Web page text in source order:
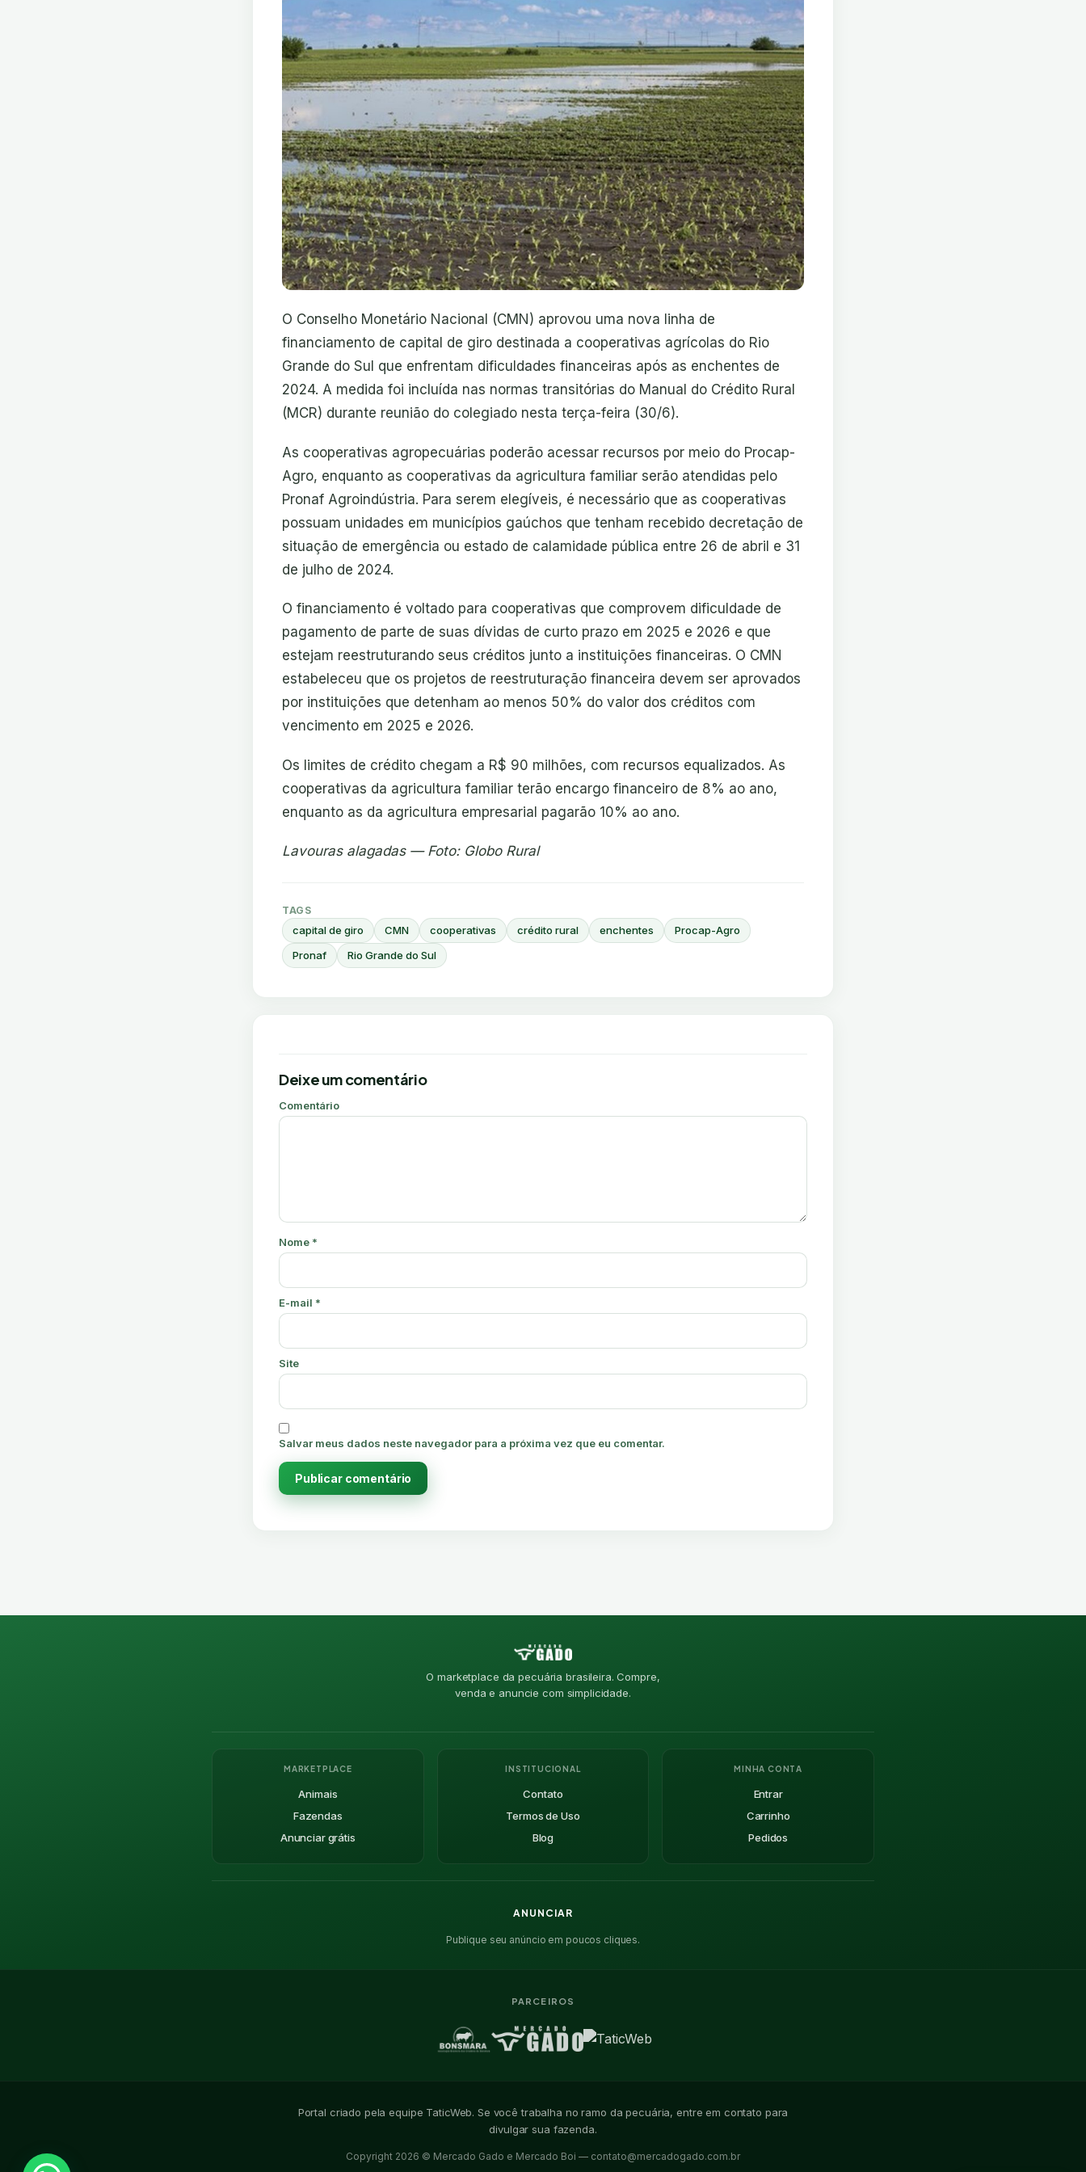
O Conselho Monetário Nacional (CMN) aprovou uma nova linha de
financiamento de capital de giro destinada a cooperativas agrícolas do Rio
Grande do Sul que enfrentam dificuldades financeiras após as enchentes de
2024. A medida foi incluída nas normas transitórias do Manual do Crédito Rural
(MCR) durante reunião do colegiado nesta terça-feira (30/6).
As cooperativas agropecuárias poderão acessar recursos por meio do Procap-
Agro, enquanto as cooperativas da agricultura familiar serão atendidas pelo
Pronaf Agroindústria. Para serem elegíveis, é necessário que as cooperativas
possuam unidades em municípios gaúchos que tenham recebido decretação de
situação de emergência ou estado de calamidade pública entre 26 de abril e 31
de julho de 2024.
O financiamento é voltado para cooperativas que comprovem dificuldade de
pagamento de parte de suas dívidas de curto prazo em 2025 e 2026 e que
estejam reestruturando seus créditos junto a instituições financeiras. O CMN
estabeleceu que os projetos de reestruturação financeira devem ser aprovados
por instituições que detenham ao menos 50% do valor dos créditos com
vencimento em 2025 e 2026.
Os limites de crédito chegam a R$ 90 milhões, com recursos equalizados. As
cooperativas da agricultura familiar terão encargo financeiro de 8% ao ano,
enquanto as da agricultura empresarial pagarão 10% ao ano.
Lavouras alagadas — Foto: Globo Rural
TAGS
capital de giro CMN cooperativas crédito rural enchentes
Procap-Agro
Pronaf
Rio Grande do Sul
Deixe um comentário
Comentário
Nome *
E-mail *
Site
Salvar meus dados neste navegador para a próxima vez que eu comentar.
O marketplace da pecuária brasileira. Compre,
venda e anuncie com simplicidade.
MARKETPLACE
Animais
Fazendas
Anunciar grátis
INSTITUCIONAL
Contato
Termos de Uso
Blog
MINHA CONTA
Entrar
Carrinho
Pedidos
ANUNCIAR
Publique seu anúncio em poucos cliques.
PARCEIROS
Portal criado pela equipe TaticWeb. Se você trabalha no ramo da pecuária, entre em contato para
divulgar sua fazenda.
Copyright 2026 © Mercado Gado e Mercado Boi — contato@mercadogado.com.br